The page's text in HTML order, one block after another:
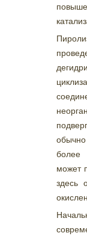
более
может
здесь